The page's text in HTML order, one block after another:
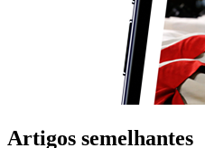
Artigos semelhantes